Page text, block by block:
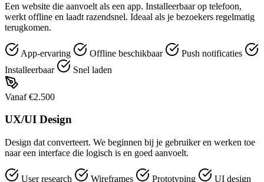
Een website die aanvoelt als een app. Installeerbaar op telefoon,
werkt offline en laadt razendsnel. Ideaal als je bezoekers regelmatig
terugkomen.
App-ervaring Offline beschikbaar
Push notificaties
Installeerbaar
Snel laden
Vanaf €2.500
UX/UI Design
Design dat converteert. We beginnen bij je gebruiker en werken toe
naar een interface die logisch is en goed aanvoelt.
User research Wireframes Prototyping UI design